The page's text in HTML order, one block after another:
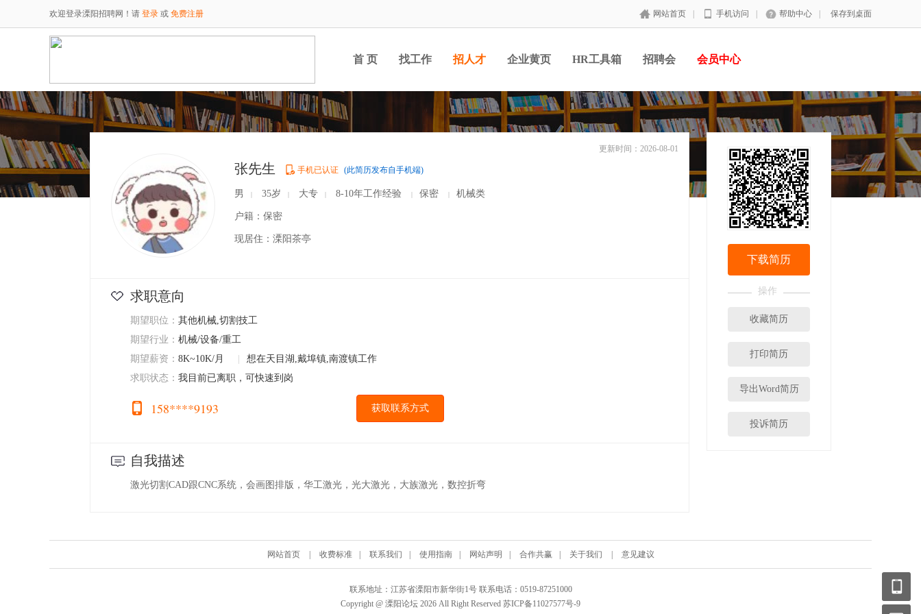
欢迎登录溧阳招聘网！请 登录 或 免费注册 网站首页 手机访问 帮助中心 保存到桌面
首 页 找工作 招人才 企业黄页 HR工具箱 招聘会 会员中心
更新时间：2026-08-01
张先生 手机已认证 (此简历发布自手机端)
男 | 35岁 | 大专 | 8-10年工作经验 | 保密 | 机械类
户籍：保密
现居住：溧阳茶亭
求职意向
期望职位： 其他机械,切割技工
期望行业： 机械/设备/重工
期望薪资： 8K~10K/月
想在天目湖,戴埠镇,南渡镇工作
求职状态： 我目前已离职，可快速到岗
158****9193 获取联系方式
自我描述
激光切割CAD跟CNC系统，会画图排版，华工激光，光大激光，大族激光，数控折弯
下载简历
操作
收藏简历
打印简历
导出Word简历
投诉简历
网站首页 收费标准 联系我们 使用指南 网站声明 合作共赢 关于我们 意见建议
联系地址：江苏省溧阳市新华街1号 联系电话：0519-87251000
Copyright @ 溧阳论坛 2026 All Right Reserved 苏ICP备11027577号-9